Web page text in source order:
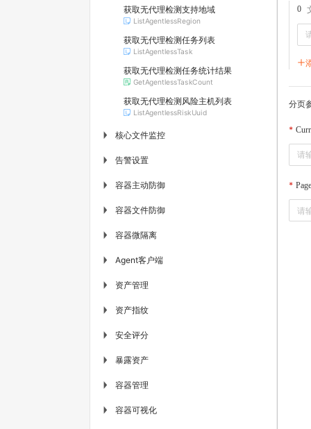
获取无代理检测支持地域
ListAgentlessRegion
获取无代理检测任务列表
ListAgentlessTask
获取无代理检测任务统计结果
GetAgentlessTaskCount
获取无代理检测风险主机列表
ListAgentlessRiskUuid
▶ 核心文件监控
▶ 告警设置
▶ 容器主动防御
▶ 容器文件防御
▶ 容器微隔离
▶ Agent客户端
▶ 资产管理
▶ 资产指纹
▶ 安全评分
▶ 暴露资产
▶ 容器管理
▶ 容器可视化
0
分页